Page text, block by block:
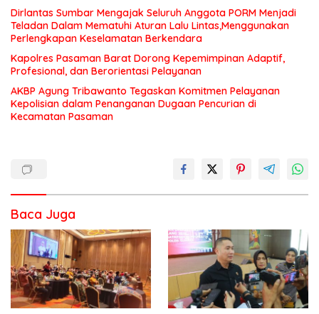
Dirlantas Sumbar Mengajak Seluruh Anggota PORM Menjadi
Teladan Dalam Mematuhi Aturan Lalu Lintas,Menggunakan
Perlengkapan Keselamatan Berkendara
Kapolres Pasaman Barat Dorong Kepemimpinan Adaptif,
Profesional, dan Berorientasi Pelayanan
AKBP Agung Tribawanto Tegaskan Komitmen Pelayanan
Kepolisian dalam Penanganan Dugaan Pencurian di
Kecamatan Pasaman
Baca Juga